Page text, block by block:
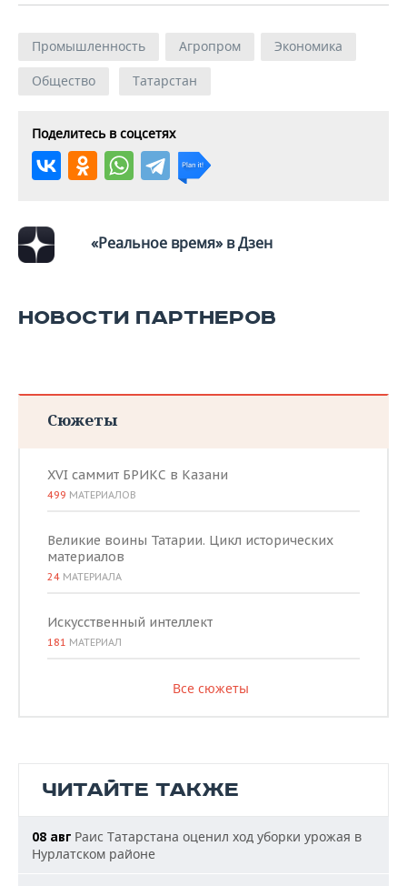
Промышленность Агропром
Экономика
Общество
Татарстан
Поделитесь в соцсетях
«Реальное время» в Дзен
НОВОСТИ ПАРТНЕРОВ
Сюжеты
XVI саммит БРИКС в Казани
499 МАТЕРИАЛОВ
Великие воины Татарии. Цикл исторических
материалов
24 МАТЕРИАЛА
Искусственный интеллект
181 МАТЕРИАЛ
Все сюжеты
ЧИТАЙТЕ ТАКЖЕ
08 авг Раис Татарстана оценил ход уборки урожая в
Нурлатском районе